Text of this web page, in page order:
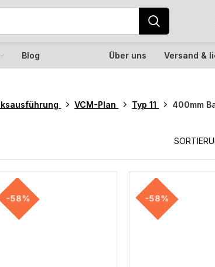
Blog Über uns Versand &
VCM-Plan Typ 11 400mm
-58% -58%